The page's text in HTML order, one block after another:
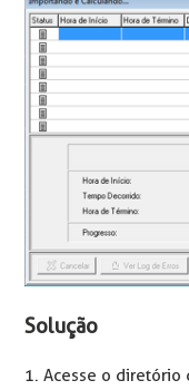
Solução
1. Acesse o diretório